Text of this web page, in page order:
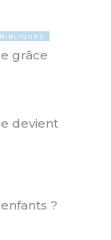
grâce
devient
?